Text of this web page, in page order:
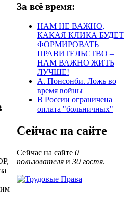
За всё время:
НАМ НЕ ВАЖНО,
КАКАЯ КЛИКА БУДЕТ
ФОРМИРОВАТЬ
ПРАВИТЕЛЬСТВО –
НАМ ВАЖНО ЖИТЬ
ЛУЧШЕ!
А. Понсонби. Ложь во
время войны
В России ограничена
оплата "больничных"
Сейчас на сайте
Сейчас на сайте 0
пользователя и 30 гостя.